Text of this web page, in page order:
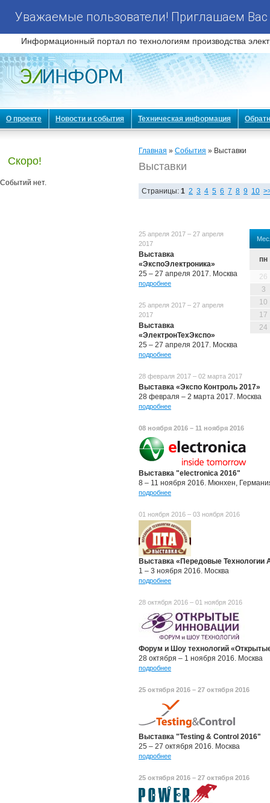
Уважаемые пользователи! Приглашаем
Информационный портал по технологиям производства
О проекте Новости и события Техническая информация
Скоро!
Событий нет.
Главная » События » Выставки
Выставки
Страницы: 1 2 3 4 5 6 7 8 9 10
пн
26
3
10
17
24
25 апреля 2017 – 27 апреля
2017
Выставка
«ЭкспоЭлектроника»
25 – 27 апреля 2017. Москва
подробнее
25 апреля 2017 – 27 апреля
2017
Выставка
«ЭлектронТехЭкспо»
25 – 27 апреля 2017. Москва
подробнее
28 февраля 2017 – 02 марта 2017
Выставка «Экспо Контроль 2017»
28 февраля – 2 марта 2017. Москва
подробнее
08 ноября 2016 – 11 ноября 2016
Выставка "electronica 2016"
8 – 11 ноября 2016. Мюнхен,
подробнее
01 ноября 2016 – 03 ноября 2016
Выставка «Передовые Технологии
1 – 3 ноября 2016. Москва
подробнее
28 октября 2016 – 01 ноября 2016
Форум и Шоу технологий
28 октября – 1 ноября 2016. Москва
подробнее
25 октября 2016 – 27 октября 2016
Выставка "Testing & Control 2016"
25 – 27 октября 2016. Москва
подробнее
25 октября 2016 – 27 октября 2016